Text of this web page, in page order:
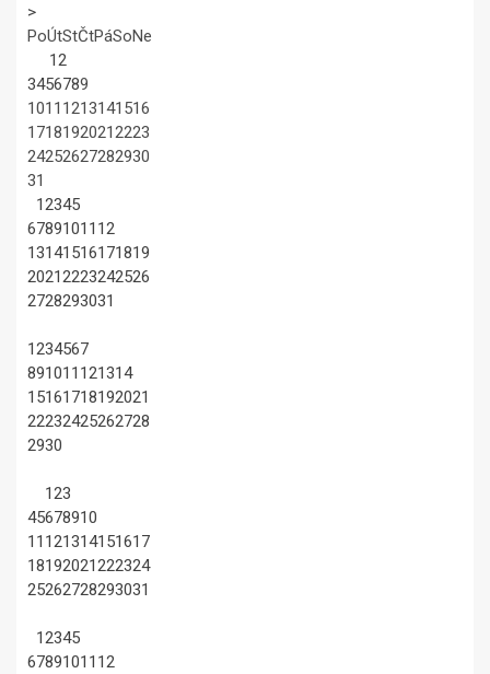
>
PoÚtStČtPáSoNe
12
3456789
1011 1213141516
17181920212223
24252627282930
31
12345
67891011 12
13141516171819
20212223242526
2728293031
1234567
891011 121314
15161718192021
22232425262728
2930
123
45678910
11 121314151617
18192021222324
25262728293031
12345
67891011 12